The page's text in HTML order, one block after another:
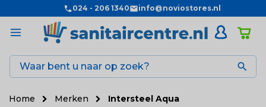
024 - 206 1340 info@noviostores.nl

Home Merken Intersteel Aqua